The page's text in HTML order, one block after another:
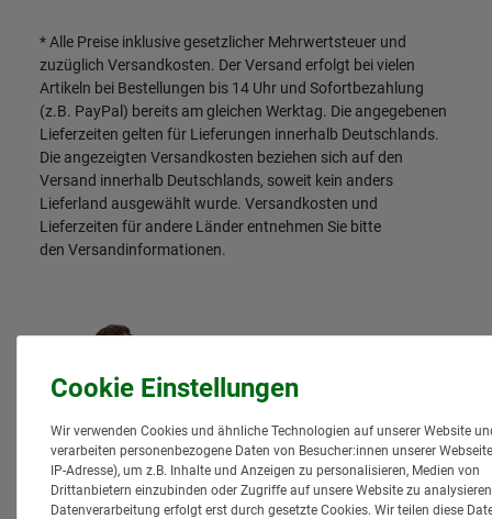
* Alle Preise inklusive gesetzlicher Mehrwertsteuer und
zuzüglich Versandkosten. Der Versand erfolgt bei vielen
Artikeln bei Bestellungen bis 14 Uhr und Sofortbezahlung
(z.B. PayPal) bereits am gleichen Werktag. Die angegebenen
Lieferzeiten gelten für Lieferungen innerhalb Deutschlands.
Die angezeigten Versandkosten beziehen sich auf den
Versand innerhalb Deutschlands, soweit kein anders
Lieferland ausgewählt wurde. Versandkosten und
Lieferzeiten für andere Länder entnehmen Sie bitte
den Versandinformationen.
Wir verwenden Cookies und ähnliche Technologien auf unserer Website
verarbeiten personenbezogene Daten von Besucher:innen unserer
IP-Adresse), um z.B. Inhalte und Anzeigen zu personalisieren, Medien von
Drittanbietern einzubinden oder Zugriffe auf unsere Website zu
Datenverarbeitung erfolgt erst durch gesetzte Cookies. Wir teilen diese